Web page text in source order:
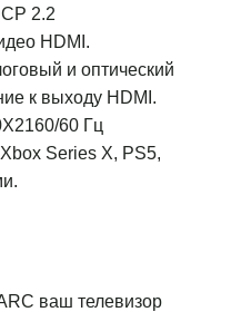
2.2
HDMI.
и оптический
к выходу HDMI.
60 Гц
Series X, PS5,
ваш телевизор